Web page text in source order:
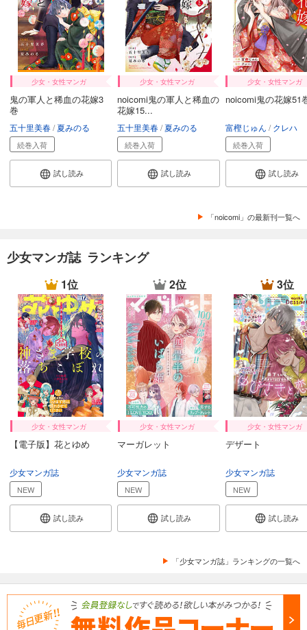
noicomi vol.149
660円 (税込)
カート
試し読み
noicomi vol.148
550
試し読み
あらすじを表示する
noicomi vol.146
440円 (税込)
カート
試し読み
あらすじを表示する
noicomi vol.145
660
試し読み
あらすじを表示する
noicomi vol.144
660円 (税込)
あらすじを表示する
noicomi vol.143
660 円 (税込)
少女・女性マンガ
鬼の軍人と稀血の花嫁3
巻
五十里美春 夏みのる
続巻入荷
試し読み
少女・女性マンガ
noicomi鬼の軍人と稀血の
花嫁15...
五十里美春 夏みのる
続巻入荷
試し読み
少女・女性マンガ
noicomi鬼の花嫁51
富樫じゅん クレハ
続巻入荷
試し読み
「noicomi」の最新刊一覧へ
少女マンガ誌 ランキング
1位
少女・女性マンガ
【電子版】花とゆめ
少女マンガ誌
NEW
試し読み
2位
少女・女性マンガ
マーガレット
少女マンガ誌
NEW
試し読み
3位
少女・女性マンガ
デザート
少女マンガ誌
NEW
試し読み
「少女マンガ誌」ランキングの一覧へ